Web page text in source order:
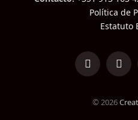
Política de
Estatuto
LinkedIn
© 2026